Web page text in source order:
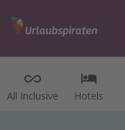
All Inclusive Hotels
Kategorien